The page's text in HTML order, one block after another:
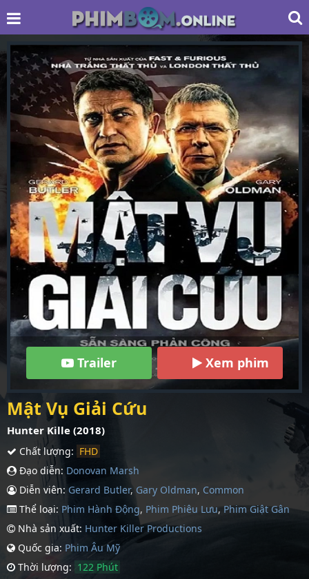
Trailer Xem phim
Mật Vụ Giải Cứu
Hunter Kille (2018)
Chất lượng: FHD
Đạo diễn: Donovan Marsh
Diễn viên: Gerard Butler, Gary Oldman, Common
Thể loại: Phim Hành Động, Phim Phiêu Lưu,Phim Giật Gân
Nhà sản xuất: Hunter Killer Productions
Quốc gia: Phim Âu Mỹ
Thời lượng: 122 Phút